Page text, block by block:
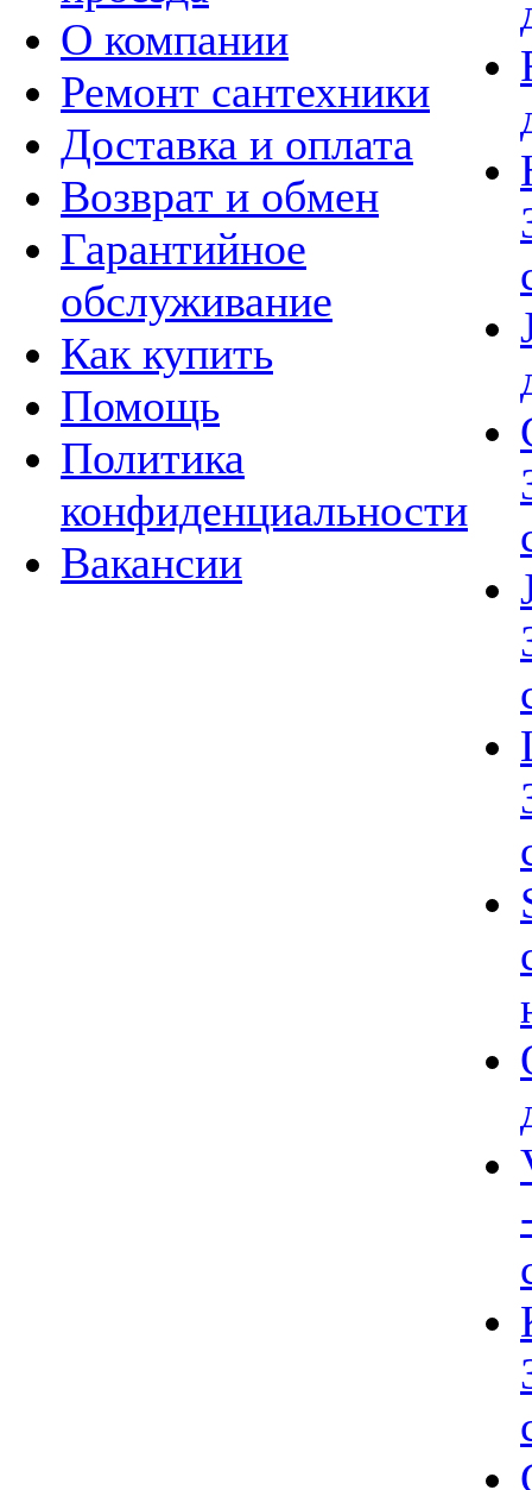
О компании
Ремонт сантехники
Доставка и оплата
Возврат и обмен
Гарантийное
обслуживание
Как купить
Помощь
Политика
конфиденциальности
Вакансии